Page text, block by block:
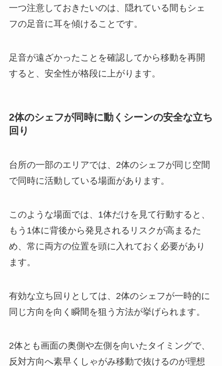
一つ注意しておきたいのは、隠れている間もシェ
フの足音に耳を傾けることです。
足音が遠ざかったことを確認してから移動を再開
すると、安全性が格段に上がります。
2体のシェフが同時に動くシーンの安全な立ち
回り
台所の一部のエリアでは、2体のシェフが同じ空間
で同時に活動している場面があります。
このような場面では、1体だけを見て行動すると、
もう1体に背後から発見されるリスクが高まるた
め、常に両方の位置を頭に入れておく必要があり
ます。
有効な立ち回りとしては、2体のシェフが一時的に
同じ方向を向く瞬間を狙う方法が挙げられます。
2体とも画面の奥側や左側を向いたタイミングで、
反対方向へ素早くしゃがみ移動で抜けるのが理想